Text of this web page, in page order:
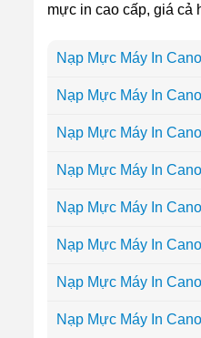
mực in cao cấp, giá cả
Nạp Mực Máy In
Nạp Mực Máy In
Nạp Mực Máy In
Nạp Mực Máy In
Nạp Mực Máy In
Nạp Mực Máy In
Nạp Mực Máy In
Nạp Mực Máy In